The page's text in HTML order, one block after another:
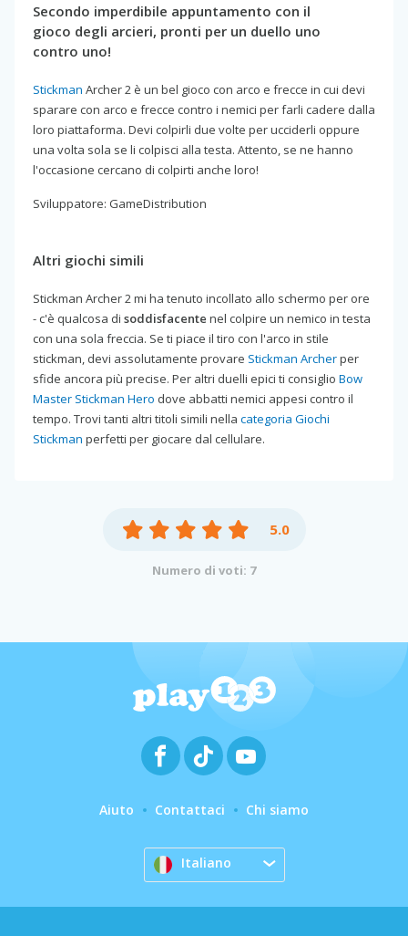
Secondo imperdibile appuntamento con il
gioco degli arcieri, pronti per un duello uno
contro uno!
Stickman Archer 2 è un bel gioco con arco e frecce in cui devi
sparare con arco e frecce contro i nemici per farli cadere dalla
loro piattaforma. Devi colpirli due volte per ucciderli oppure
una volta sola se li colpisci alla testa. Attento, se ne hanno
l'occasione cercano di colpirti anche loro!
Sviluppatore: GameDistribution
Altri giochi simili
Stickman Archer 2 mi ha tenuto incollato allo schermo per ore
- c'è qualcosa di soddisfacente nel colpire un nemico in testa
con una sola freccia. Se ti piace il tiro con l'arco in stile
stickman, devi assolutamente provare Stickman Archerper
sfide ancora più precise. Per altri duelli epici ti consiglio Bow
Master Stickman Hero dove abbatti nemici appesi contro il
tempo. Trovi tanti altri titoli simili nella categoria Giochi
Stickman perfetti per giocare dal cellulare.
5.0
Numero di voti: 7
Aiuto Contattaci Chi siamo
Italiano